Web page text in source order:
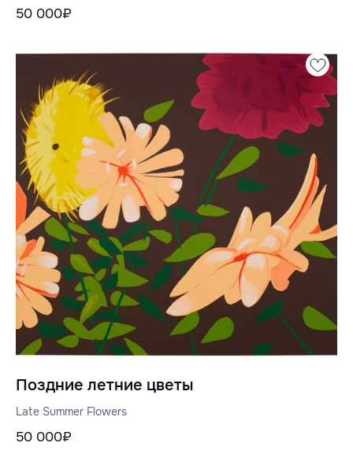
50 000₽
Поздние летние цветы
Late Summer Flowers
50 000₽